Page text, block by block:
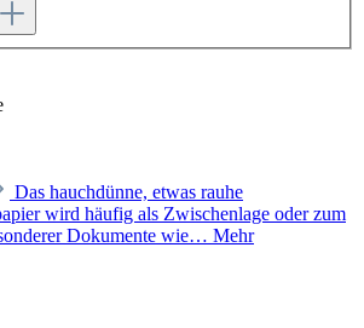
Das hauchdünne, etwas rauhe
wird häufig als Zwischenlage oder zum
Dokumente wie… Mehr